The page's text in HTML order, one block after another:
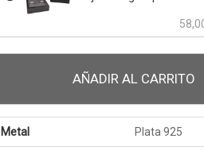
AÑADIR AL CARRITO
Metal Plata 925